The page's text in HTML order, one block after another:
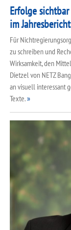
Erfolge
im Jahresbericht
Für
zu schreiben und
Wirksamkeit, den
Dietzel von NETZ
an visuell interessant
Texte.